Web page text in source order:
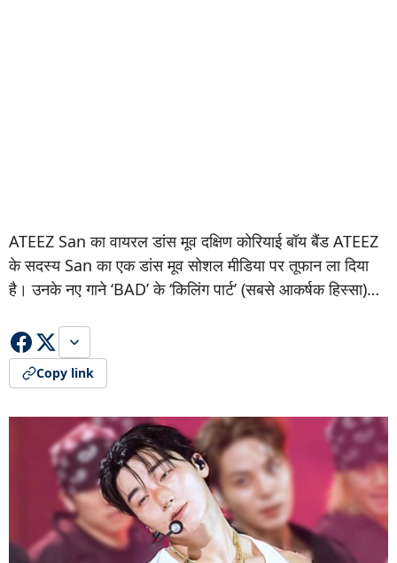
ATEEZ San का वायरल डांस मूव दक्षिण कोरियाई बॉय बैंड ATEEZ
के सदस्य San का एक डांस मूव सोशल मीडिया पर तूफान ला दिया
है। उनके नए गाने ‘BAD’ के ‘किलिंग पार्ट’ (सबसे आकर्षक हिस्सा)…
Copy link